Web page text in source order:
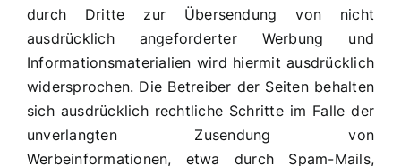
durch Dritte zur Übersendung von nicht
ausdrücklich angeforderter Werbung und
Informationsmaterialien wird hiermit ausdrücklich
widersprochen. Die Betreiber der Seiten behalten
sich ausdrücklich rechtliche Schritte im Falle der
unverlangten Zusendung von
Werbeinformationen, etwa durch Spam-Mails,